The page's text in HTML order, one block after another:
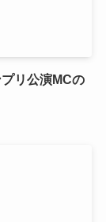
リ公演MCの